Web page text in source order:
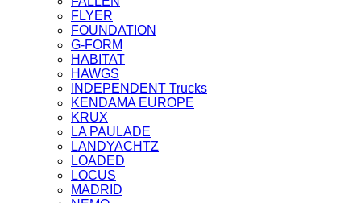
FLYER
FOUNDATION
G-FORM
HABITAT
HAWGS
INDEPENDENT Trucks
KENDAMA EUROPE
KRUX
LA PAULADE
LANDYACHTZ
LOADED
LOCUS
MADRID